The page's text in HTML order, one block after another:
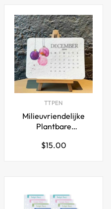
TTPEN
Milieuvriendelijke
Plantbare
2026
Normale
$15.00